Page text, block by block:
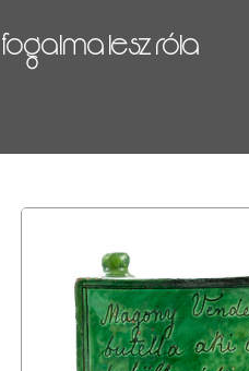
fogalma lesz róla